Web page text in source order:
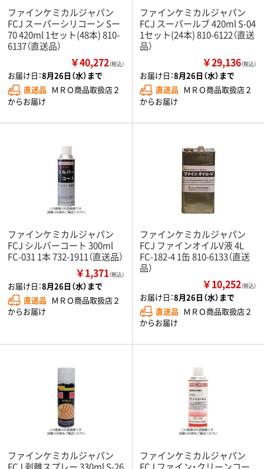
ファインケミカルジャパン
FCJ スーパーシリコーン Sー
70 420ml 1セット(48本) 810-
6137（直送品）
￥40,272（税込）
お届け日：8月26日（水）まで
直送品 ＭＲＯ商品取扱店２
からお届け
ファインケミカルジャパン
FCJ スーパールブ 420ml S-04
1セット(24本) 810-6122（直送
品）
￥29,136（税込）
お届け日：8月26日（水）まで
直送品 ＭＲＯ商品取扱店２
からお届け
ファインケミカルジャパン
FCJ シルバーコート 300ml
FC-031 1本 732-1911（直送品）
￥1,371（税込）
お届け日：8月26日（水）まで
直送品 ＭＲＯ商品取扱店２
からお届け
ファインケミカルジャパン
FCJ ファインオイルV液 4L
FC-182-4 1缶 810-6133（直送
品）
￥10,252（税込）
お届け日：8月26日（水）まで
直送品 ＭＲＯ商品取扱店２
からお届け
ファインケミカルジャパン
ファインケミカルジャパン